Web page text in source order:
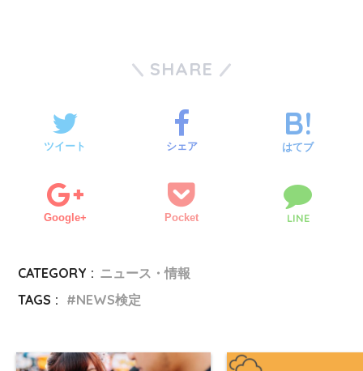
SHARE
ツイート シェア はてブ
Google+ Pocket LINE
CATEGORY : ニュース・情報
TAGS :
NEWS検定